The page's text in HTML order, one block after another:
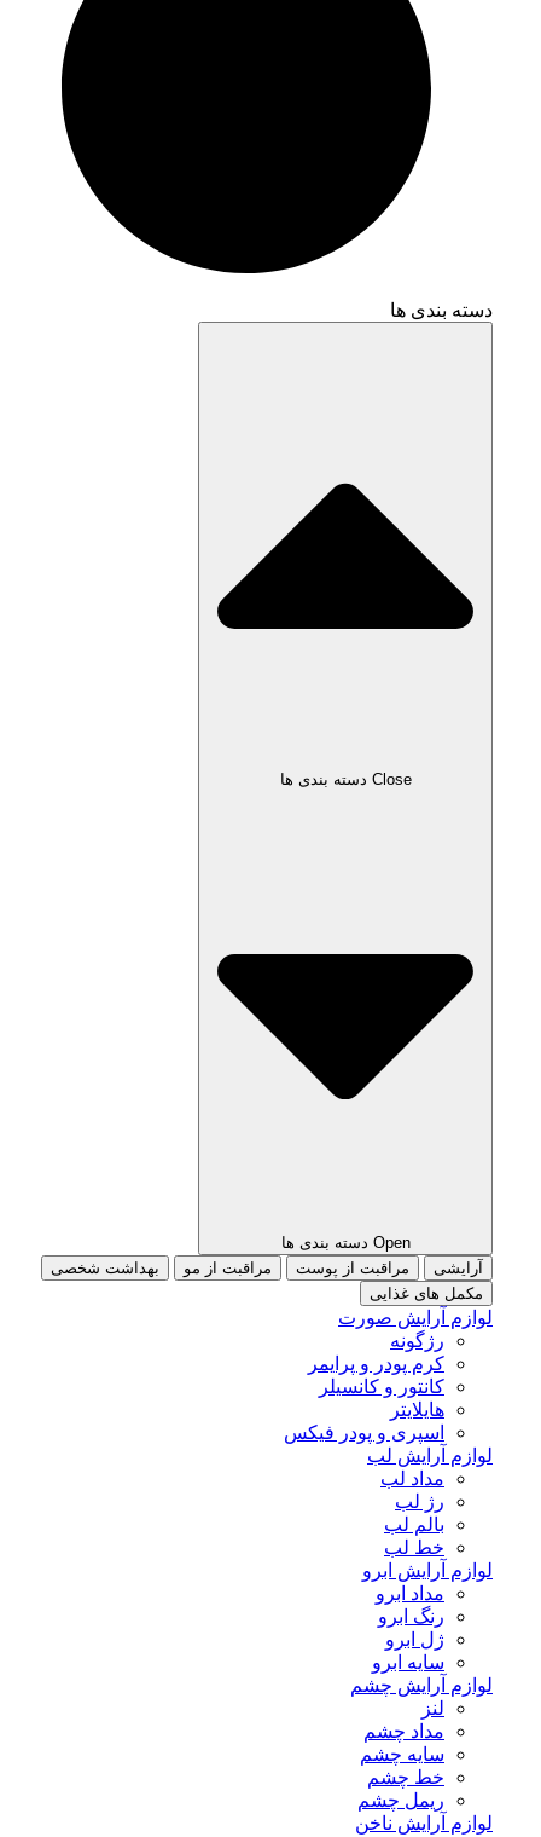
دسته بندی ها
Close دسته بندی ها
Open دسته بندی ها
آرایشی
مراقبت از پوست مراقبت از مو
بهداشت شخصی
مکمل های غذایی
لوازم آرایش صورت
رژگونه
کرم پودر و پرایمر
کانتور و کانسیلر
هایلایتر
اسپری و پودر فیکس
لوازم آرایش لب
مداد لب
رژ لب
بالم لب
خط لب
لوازم آرایش ابرو
مداد ابرو
رنگ ابرو
ژل ابرو
سایه ابرو
لوازم آرایش چشم
لنز
مداد چشم
سایه چشم
خط چشم
ریمل چشم
لوازم آرایش ناخن